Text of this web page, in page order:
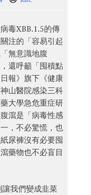
毒XBB.1.5的傳
注的「容易引起
無意識地腹
還呼籲「囤積點
報》旗下《健康
山醫院感染三科
大學急危重症研
瀉是「病毒性感
，不必驚慌，也
尿褲沒有必要囤
藥物也不必盲目
我們變成韭菜